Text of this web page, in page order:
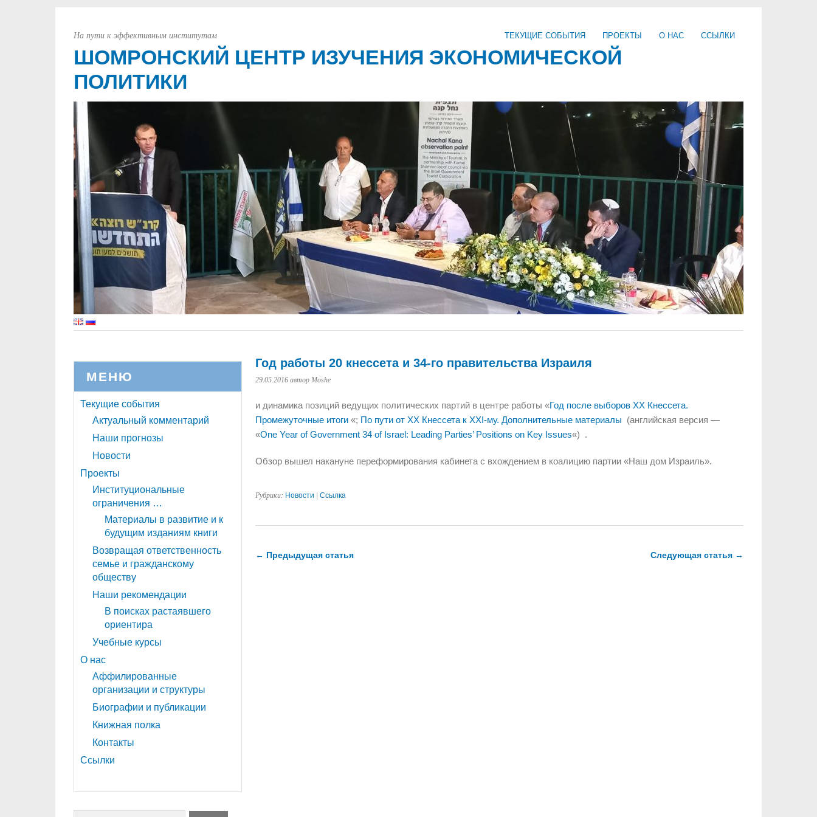
ТЕКУЩИЕ СОБЫТИЯ ПРОЕКТЫ О НАС ССЫЛКИ
ШОМРОНСКИЙ ЦЕНТР ИЗУЧЕНИЯ ЭКОНОМИЧЕСКОЙ
ПОЛИТИКИ
На пути к эффективным институтам
Год работы 20 кнессета и 34-го правительства Израиля
29.05.2016 автор Moshe
и динамика позиций ведущих политических партий в центре работы «Год после выборов XX Кнессета.
Промежуточные итоги«; По пути от XX Кнессета к XXI-му. Дополнительные материалы (английская версия —
«One Year of Government 34 of Israel: Leading Parties’ Positions on Key Issues«) .
Обзор вышел накануне переформирования кабинета с вхождением в коалицию партии «Наш дом Израиль».
Рубрики: Новости |Ссылка
← Предыдущая статья Следующая статья →
МЕНЮ
Текущие события
Актуальный комментарий
Наши прогнозы
Новости
Проекты
Институциональные
ограничения …
Материалы в развитие и к
будущим изданиям книги
Возвращая ответственность
семье и гражданскому
обществу
Наши рекомендации
В поисках растаявшего
ориентира
Учебные курсы
О нас
Аффилированные
организации и структуры
Биографии и публикации
Книжная полка
Контакты
Ссылки